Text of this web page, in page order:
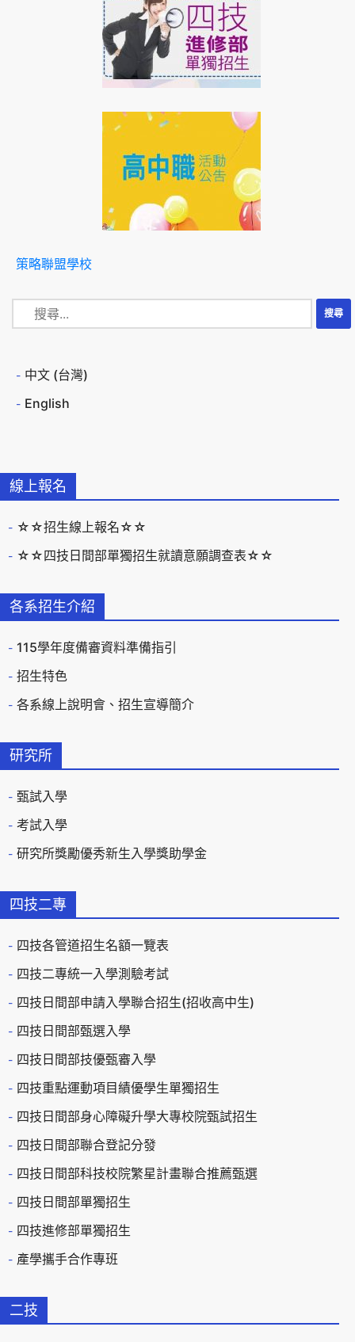
線上報名
☆☆招生線上報名☆☆
☆☆四技日間部單獨招生就讀意願調查表☆☆
各系招生介紹
115學年度備審資料準備指引
招生特色
各系線上說明會、招生宣導簡介
研究所
甄試入學
考試入學
研究所獎勵優秀新生入學獎助學金
四技二專
四技各管道招生名額一覽表
四技二專統一入學測驗考試
四技日間部申請入學聯合招生(招收高中生)
四技日間部甄選入學
四技日間部技優甄審入學
四技重點運動項目績優學生單獨招生
四技日間部身心障礙升學大專校院甄試招生
四技日間部聯合登記分發
四技日間部科技校院繁星計畫聯合推薦甄選
四技日間部單獨招生
四技進修部單獨招生
產學攜手合作專班
二技
策略聯盟學校
中文 (台灣)
English